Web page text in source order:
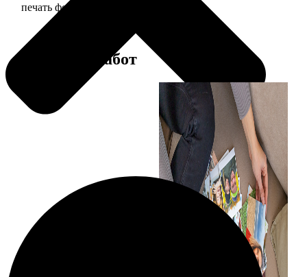
печать фото 10х15
Примеры работ